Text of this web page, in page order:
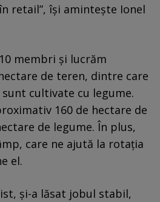
retail”, își amintește Ionel
membri și lucrăm
de teren, dintre care
cultivate cu legume.
160 de hectare de
de legume. În plus,
care ne ajută la rotația
el.
și-a lăsat jobul stabil,